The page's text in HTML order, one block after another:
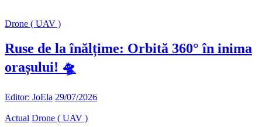
Drone ( UAV )
Ruse de la înălțime: Orbită 360° în inima
orașului! 🛸
Editor: JoEla 29/07/2026
Actual Drone ( UAV )